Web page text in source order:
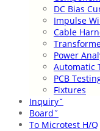
DC Bias
Impulse
Cable
Power
Automatic
PCB
Fixtures
Inquiryˇ
Boardˇ
To Microtest H/Q